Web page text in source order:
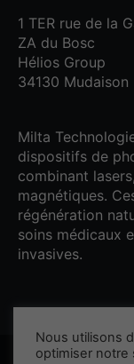
1 TER rue de la
ZA du Bosc
Hélios Group
34130 Mudaison
Milta
dispositifs de
combinant
magnétiques.
régénération
soins médicaux
invasives.
Nous utilisons
optimiser notre